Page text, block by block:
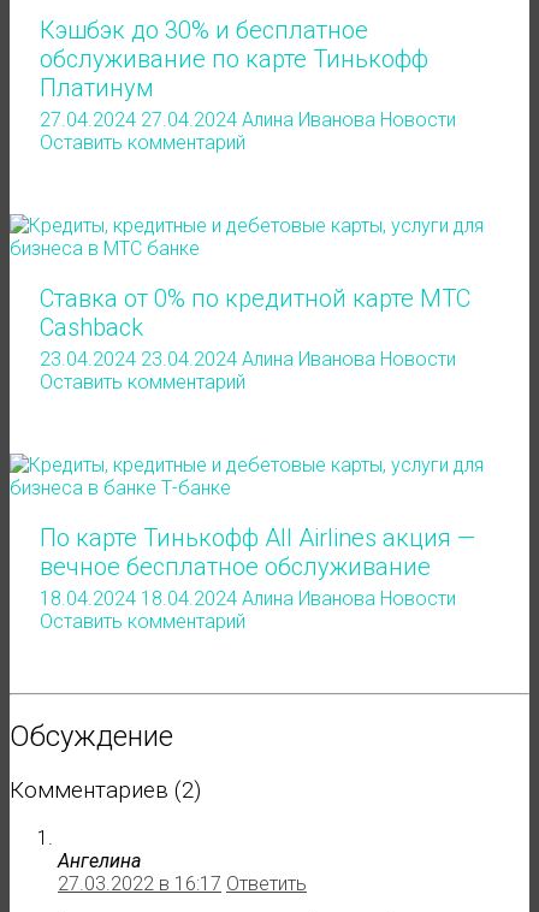
Кэшбэк до 30% и бесплатное
обслуживание по карте Тинькофф
Платинум
27.04.2024 27.04.2024 Алина Иванова Новости
Оставить комментарий
Ставка от 0% по кредитной карте МТС
Cashback
23.04.2024 23.04.2024 Алина Иванова Новости
Оставить комментарий
По карте Тинькофф All Airlines акция —
вечное бесплатное обслуживание
18.04.2024 18.04.2024 Алина Иванова Новости
Оставить комментарий
Обсуждение
Комментариев (2)
Ангелина
27.03.2022 в 16:17 Ответить